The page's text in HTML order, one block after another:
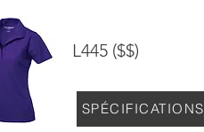
L445 ($$)
SPÉCIFICATIONS